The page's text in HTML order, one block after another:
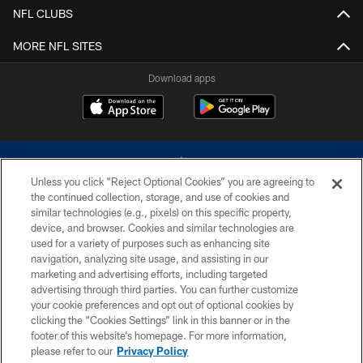
NFL CLUBS
MORE NFL SITES
Download apps
©2026 Dallas Cowboys. All rights reserved. Do not duplicate in any form
without permission of the Dallas Cowboys. The Dallas Cowboys
Cheerleaders will not initiate contact with any person to request personal or
financial information.
PRIVACY POLICY
ACCESSIBILITY
SITE MAP
Unless you click “Reject Optional Cookies” you are agreeing to
the continued collection, storage, and use of cookies and
similar technologies (e.g., pixels) on this specific property,
device, and browser. Cookies and similar technologies are
used for a variety of purposes such as enhancing site
navigation, analyzing site usage, and assisting in our
marketing and advertising efforts, including targeted
advertising through third parties. You can further customize
your cookie preferences and opt out of optional cookies by
clicking the “Cookies Settings” link in this banner or in the
footer of this website’s homepage. For more information,
please refer to our Privacy Policy